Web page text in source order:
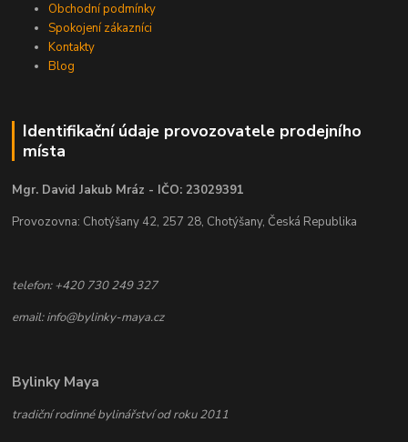
Obchodní podmínky
Spokojení zákazníci
Kontakty
Blog
Identifikační údaje provozovatele prodejního
místa
Mgr. David Jakub Mráz - IČO: 23029391
Provozovna: Chotýšany 42, 257 28, Chotýšany, Česká Republika
telefon: +420 730 249 327
email: info@bylinky-maya.cz
Bylinky Maya
tradiční rodinné bylinářství od roku 2011